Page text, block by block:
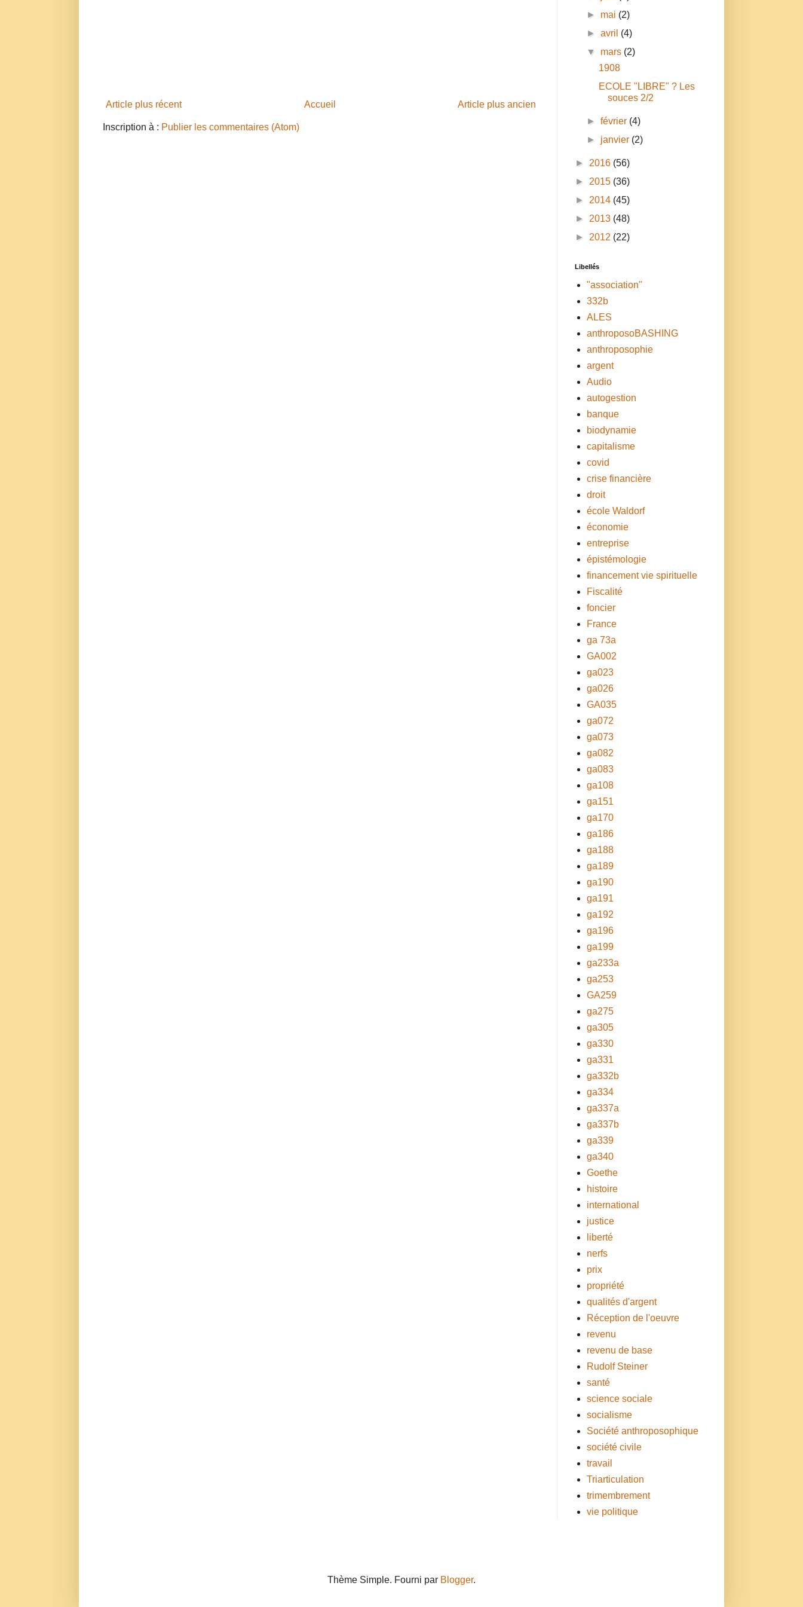
Article plus récent Article plus ancien
Accueil
Inscription à : Publier les commentaires (Atom)
► mai (2)
►avril (4)
▼ mars (2)
1908
ECOLE "LIBRE" ? Les
souces 2/2
►février (4)
► janvier (2)
► 2016 (56)
► 2015 (36)
► 2014 (45)
► 2013 (48)
► 2012 (22)
Libellés
"association"
332b
ALES
anthroposoBASHING
anthroposophie
argent
Audio
autogestion
banque
biodynamie
capitalisme
covid
crise financière
droit
école Waldorf
économie
entreprise
épistémologie
financement vie spirituelle
Fiscalité
foncier
France
ga 73a
GA002
ga023
ga026
GA035
ga072
ga073
ga082
ga083
ga108
ga151
ga170
ga186
ga188
ga189
ga190
ga191
ga192
ga196
ga199
ga233a
ga253
GA259
ga275
ga305
ga330
ga331
ga332b
ga334
ga337a
ga337b
ga339
ga340
Goethe
histoire
international
justice
liberté
nerfs
prix
propriété
qualités d'argent
Réception de l'oeuvre
revenu
revenu de base
Rudolf Steiner
santé
science sociale
socialisme
Société anthroposophique
société civile
travail
Triarticulation
trimembrement
vie politique
Thème Simple. Fourni par Blogger.